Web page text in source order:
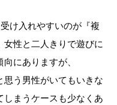
け入れやすいのが『複
性と二人きりで遊びに
にありますが、
う男性がいてもいきな
しまうケースも少なくあ